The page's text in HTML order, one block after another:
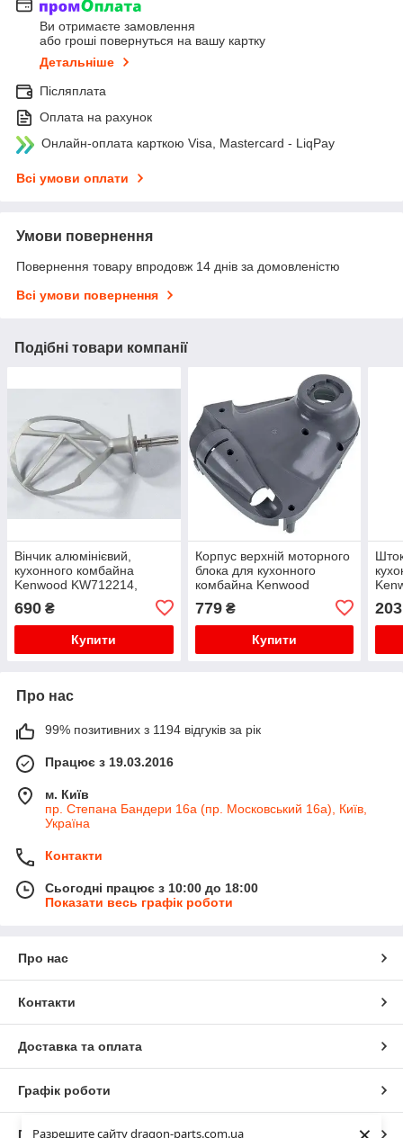
Разрешите сайту dragon-parts.com.ua
Ви отримаєте замовлення
або гроші повернуться на вашу картку
Детальніше
Післяплата
Оплата на рахунок
Онлайн-оплата карткою Visa, Mastercard - LiqPay
Всі умови оплати
Умови повернення
Повернення товару впродовж 14 днів за домовленістю
Всі умови повернення
Подібні товари компанії
Вінчик алюмінієвий,
кухонного комбайна
Kenwood KW712214,
690 ₴
Купити
Корпус верхній моторного
блока для кухонного
комбайна Kenwood
779₴
Купити
203
Про нас
99% позитивних з 1194 відгуків за рік
Працює з 19.03.2016
м. Київ
пр. Степана Бандери 16а (пр. Московський 16а), Київ,
Україна
Контакти
Сьогодні працює з 10:00 до 18:00
Показати весь графік роботи
Про нас
Контакти
Доставка та оплата
Графік роботи
Повна версія сайту